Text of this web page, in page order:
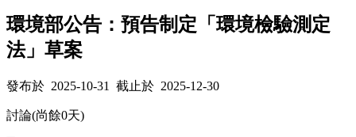
環境部公告：預告制定「環境檢驗測定
法」草案
發布於 2025-10-31 截止於 2025-12-30
討論(尚餘0天)